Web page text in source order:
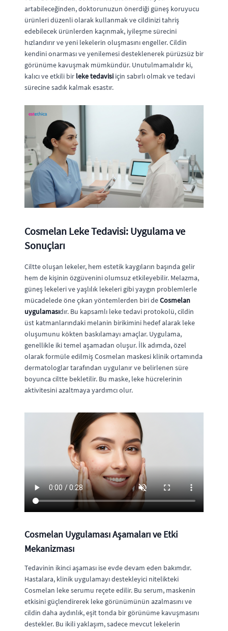
artabileceğinden, doktorunuzun önerdiği güneş koruyucu
ürünleri düzenli olarak kullanmak ve cildinizi tahriş
edebilecek ürünlerden kaçınmak, iyileşme sürecini
hızlandırır ve yeni lekelerin oluşmasını engeller. Cildin
kendini onarması ve yenilemesi desteklenerek pürüzsüz bir
görünüme kavuşmak mümkündür. Unutulmamalıdır ki,
kalıcı ve etkili bir leke tedavisi için sabırlı olmak ve tedavi
sürecine sadık kalmak esastır.
Cosmelan Leke Tedavisi: Uygulama ve
Sonuçları
Ciltte oluşan lekeler, hem estetik kaygıların başında gelir
hem de kişinin özgüvenini olumsuz etkileyebilir. Melazma,
güneş lekeleri ve yaşlılık lekeleri gibi yaygın problemlerle
mücadelede öne çıkan yöntemlerden biri deCosmelan
uygulamasıdır. Bu kapsamlı leke tedavi protokolü, cildin
üst katmanlarındaki melanin birikimini hedef alarak leke
oluşumunu kökten baskılamayı amaçlar. Uygulama,
genellikle iki temel aşamadan oluşur. İlk adımda, özel
olarak formüle edilmiş Cosmelan maskesi klinik ortamında
dermatologlar tarafından uygulanır ve belirlenen süre
boyunca ciltte bekletilir. Bu maske, leke hücrelerinin
aktivitesini azaltmaya yardımcı olur.
Cosmelan Uygulaması Aşamaları ve Etki
Mekanizması
Tedavinin ikinci aşaması ise evde devam eden bakımdır.
Hastalara, klinik uygulamayı destekleyici nitelikteki
Cosmelan leke serumu reçete edilir. Bu serum, maskenin
etkisini güçlendirerek leke görünümünün azalmasını ve
cildin daha aydınlık, eşit tonda bir görünüme kavuşmasını
destekler. Bu ikili yaklaşım, sadece mevcut lekelerin